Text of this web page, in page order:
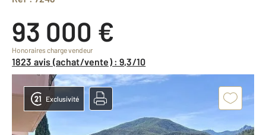
93 000 €
Honoraires charge vendeur
1823 avis (achat/vente) : 9,3/10
Exclusivité